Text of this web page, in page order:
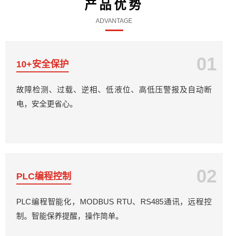
产品优势
ADVANTAGE
10+安全保护 01
故障检测、过载、逆相、低液位、高低压警报及自动断
电，安全更省心。
PLC编程控制 02
PLC编程智能化，MODBUS RTU、RS485通讯，远程控
制。智能保养提醒，操作简单。